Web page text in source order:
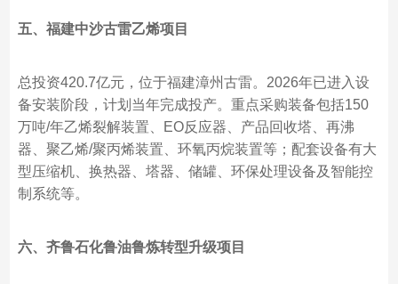
五、福建中沙古雷乙烯项目
总投资420.7亿元，位于福建漳州古雷。2026年已进入设
备安装阶段，计划当年完成投产。重点采购装备包括150
万吨/年乙烯裂解装置、EO反应器、产品回收塔、再沸
器、聚乙烯/聚丙烯装置、环氧丙烷装置等；配套设备有大
型压缩机、换热器、塔器、储罐、环保处理设备及智能控
制系统等。
六、齐鲁石化鲁油鲁炼转型升级项目